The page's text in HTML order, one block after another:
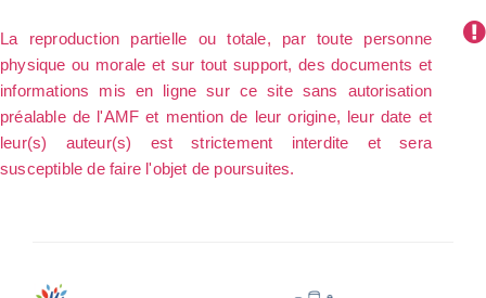
La reproduction partielle ou totale, par toute personne
physique ou morale et sur tout support, des documents et
informations mis en ligne sur ce site sans autorisation
préalable de l'AMF et mention de leur origine, leur date et
leur(s) auteur(s) est strictement interdite et sera
susceptible de faire l'objet de poursuites.